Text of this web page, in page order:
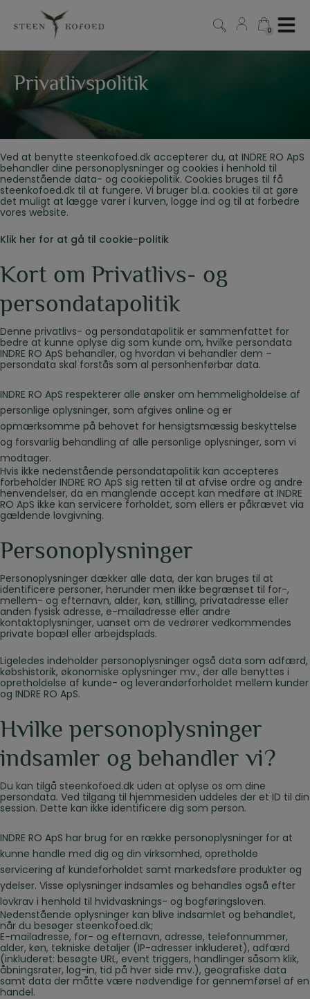
0
0
Privatlivspolitik
Ved at benytte steenkofoed.dk accepterer du, at INDRE RO ApS
behandler dine personoplysninger og cookies i henhold til
nedenstående data- og cookiepolitik. Cookies bruges til få
steenkofoed.dk til at fungere. Vi bruger bl.a. cookies til at gøre
det muligt at lægge varer i kurven, logge ind og til at forbedre
vores website.
Klik her for at gå til cookie-politik
Kort om Privatlivs- og
persondatapolitik
Denne privatlivs- og persondatapolitik er sammenfattet for
bedre at kunne oplyse dig som kunde om, hvilke persondata
INDRE RO ApS behandler, og hvordan vi behandler dem –
persondata skal forstås som al personhenførbar data.
INDRE RO ApS respekterer alle ønsker om hemmeligholdelse af
personlige oplysninger, som afgives online og er
opmærksomme på behovet for hensigtsmæssig beskyttelse
og forsvarlig behandling af alle personlige oplysninger, som vi
modtager.
Hvis ikke nedenstående persondatapolitik kan accepteres
forbeholder INDRE RO ApS sig retten til at afvise ordre og andre
henvendelser, da en manglende accept kan medføre at INDRE
RO ApS ikke kan servicere forholdet, som ellers er påkrævet via
gældende lovgivning.
Personoplysninger
Personoplysninger dækker alle data, der kan bruges til at
identificere personer, herunder men ikke begrænset til for-,
mellem- og efternavn, alder, køn, stilling, privatadresse eller
anden fysisk adresse, e-mailadresse eller andre
kontaktoplysninger, uanset om de vedrører vedkommendes
private bopæl eller arbejdsplads.
Ligeledes indeholder personoplysninger også data som adfærd,
købshistorik, økonomiske oplysninger mv., der alle benyttes i
opretholdelse af kunde- og leverandørforholdet mellem kunder
og INDRE RO ApS.
Hvilke personoplysninger
indsamler og behandler vi?
Du kan tilgå steenkofoed.dk uden at oplyse os om dine
persondata. Ved tilgang til hjemmesiden uddeles der et ID til din
session. Dette kan ikke identificere dig som person.
INDRE RO ApS har brug for en række personoplysninger for at
kunne handle med dig og din virksomhed, opretholde
servicering af kundeforholdet samt markedsføre produkter og
ydelser. Visse oplysninger indsamles og behandles også efter
lovkrav i henhold til hvidvasknings- og bogføringsloven.
Nedenstående oplysninger kan blive indsamlet og behandlet,
når du besøger steenkofoed.dk;
E-mailadresse, for- og efternavn, adresse, telefonnummer,
alder, køn, tekniske detaljer (IP-adresser inkluderet), adfærd
(inkluderet: besøgte URL, event triggers, handlinger såsom klik,
åbningsrater, log-in, tid på hver side mv.), geografiske data
samt data der måtte være nødvendige for gennemførsel af en
handel.